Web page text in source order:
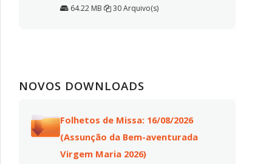
64.22 MB 30 Arquivo(s)
NOVOS DOWNLOADS
Folhetos de Missa: 16/08/2026
(Assunção da Bem-aventurada
Virgem Maria 2026)